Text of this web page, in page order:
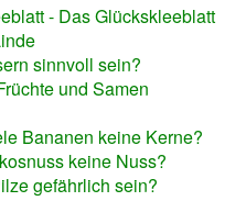
- Das Glückskleeblatt
sinnvoll sein?
und Samen
Bananen keine Kerne?
keine Nuss?
gefährlich sein?